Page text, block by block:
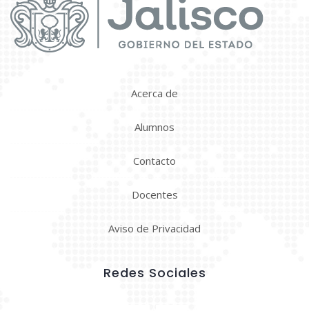
Acerca de
Alumnos
Contacto
Docentes
Aviso de Privacidad
Redes Sociales